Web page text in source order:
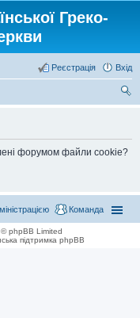
Греко-
Вхід
Реєстрація
форумом файли cookie?
Команда
phpBB Limited
підтримка phpBB